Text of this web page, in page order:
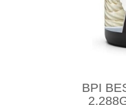
BPI